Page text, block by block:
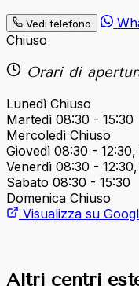
Vedi telefono
Chiuso
Orari di
Lunedì Chiuso
Martedì 08:30 - 15:30
Mercoledì Chiuso
Giovedì 08:30 -
Venerdì 08:30 -
Sabato 08:30 - 15:30
Domenica Chiuso
Visualizza su
Altri centri